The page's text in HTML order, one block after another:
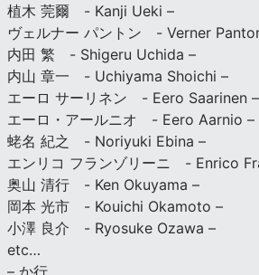
植木 莞爾 - Kanji Ueki –
ヴェルナー パントン - Verner
内田 繁 - Shigeru Uchida –
内山 章一 - Uchiyama Shoichi –
エーロ サーリネン - Eero Saarinen –
エーロ・アールニオ - Eero Aarnio –
蛯名 紀之 - Noriyuki Ebina –
エンリコ フランゾリーニ - Enrico
奥山 清行 - Ken Okuyama –
岡本 光市 - Kouichi Okamoto –
小澤 良介 - Ryosuke Ozawa –
etc…